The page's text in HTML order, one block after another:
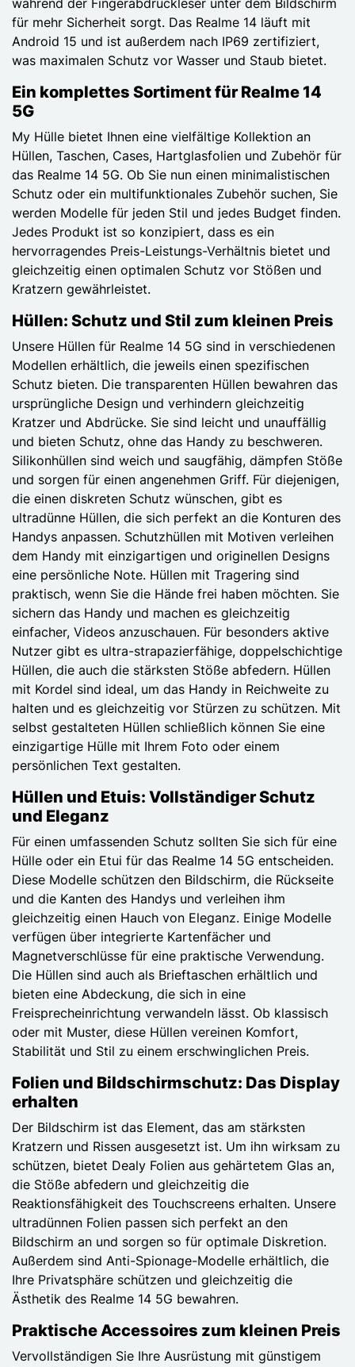
für mehr Sicherheit sorgt. Das Realme 14 läuft mit
Android 15 und ist außerdem nach IP69 zertifiziert,
was maximalen Schutz vor Wasser und Staub bietet.
Ein komplettes Sortiment für Realme 14
5G
My Hülle bietet Ihnen eine vielfältige Kollektion an
Hüllen, Taschen, Cases, Hartglasfolien und Zubehör für
das Realme 14 5G. Ob Sie nun einen minimalistischen
Schutz oder ein multifunktionales Zubehör suchen, Sie
werden Modelle für jeden Stil und jedes Budget finden.
Jedes Produkt ist so konzipiert, dass es ein
hervorragendes Preis-Leistungs-Verhältnis bietet und
gleichzeitig einen optimalen Schutz vor Stößen und
Kratzern gewährleistet.
Hüllen: Schutz und Stil zum kleinen Preis
Unsere Hüllen für Realme 14 5G sind in verschiedenen
Modellen erhältlich, die jeweils einen spezifischen
Schutz bieten. Die transparenten Hüllen bewahren das
ursprüngliche Design und verhindern gleichzeitig
Kratzer und Abdrücke. Sie sind leicht und unauffällig
und bieten Schutz, ohne das Handy zu beschweren.
Silikonhüllen sind weich und saugfähig, dämpfen Stöße
und sorgen für einen angenehmen Griff. Für diejenigen,
die einen diskreten Schutz wünschen, gibt es
ultradünne Hüllen, die sich perfekt an die Konturen des
Handys anpassen. Schutzhüllen mit Motiven verleihen
dem Handy mit einzigartigen und originellen Designs
eine persönliche Note. Hüllen mit Tragering sind
praktisch, wenn Sie die Hände frei haben möchten. Sie
sichern das Handy und machen es gleichzeitig
einfacher, Videos anzuschauen. Für besonders aktive
Nutzer gibt es ultra-strapazierfähige, doppelschichtige
Hüllen, die auch die stärksten Stöße abfedern. Hüllen
mit Kordel sind ideal, um das Handy in Reichweite zu
halten und es gleichzeitig vor Stürzen zu schützen. Mit
selbst gestalteten Hüllen schließlich können Sie eine
einzigartige Hülle mit Ihrem Foto oder einem
persönlichen Text gestalten.
Hüllen und Etuis: Vollständiger Schutz
und Eleganz
Für einen umfassenden Schutz sollten Sie sich für eine
Hülle oder ein Etui für das Realme 14 5G entscheiden.
Diese Modelle schützen den Bildschirm, die Rückseite
und die Kanten des Handys und verleihen ihm
gleichzeitig einen Hauch von Eleganz. Einige Modelle
verfügen über integrierte Kartenfächer und
Magnetverschlüsse für eine praktische Verwendung.
Die Hüllen sind auch als Brieftaschen erhältlich und
bieten eine Abdeckung, die sich in eine
Freisprecheinrichtung verwandeln lässt. Ob klassisch
oder mit Muster, diese Hüllen vereinen Komfort,
Stabilität und Stil zu einem erschwinglichen Preis.
Folien und Bildschirmschutz: Das Display
erhalten
Der Bildschirm ist das Element, das am stärksten
Kratzern und Rissen ausgesetzt ist. Um ihn wirksam zu
schützen, bietet Dealy Folien aus gehärtetem Glas an,
die Stöße abfedern und gleichzeitig die
Reaktionsfähigkeit des Touchscreens erhalten. Unsere
ultradünnen Folien passen sich perfekt an den
Bildschirm an und sorgen so für optimale Diskretion.
Außerdem sind Anti-Spionage-Modelle erhältlich, die
Ihre Privatsphäre schützen und gleichzeitig die
Ästhetik des Realme 14 5G bewahren.
Praktische Accessoires zum kleinen Preis
Vervollständigen Sie Ihre Ausrüstung mit günstigem